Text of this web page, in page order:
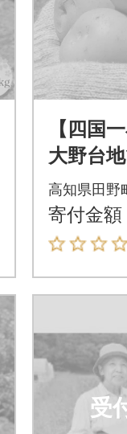
【四国
大野台
和6年産
『とうや』
り品
高知県田野
寄付金額
受